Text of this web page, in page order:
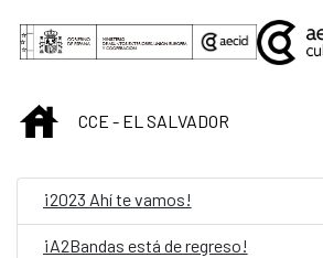
Skip to Main Content
INICIOCCE - EL SALVADOR
¡2023 Ahí te vamos!
¡A2Bandas está de regreso!